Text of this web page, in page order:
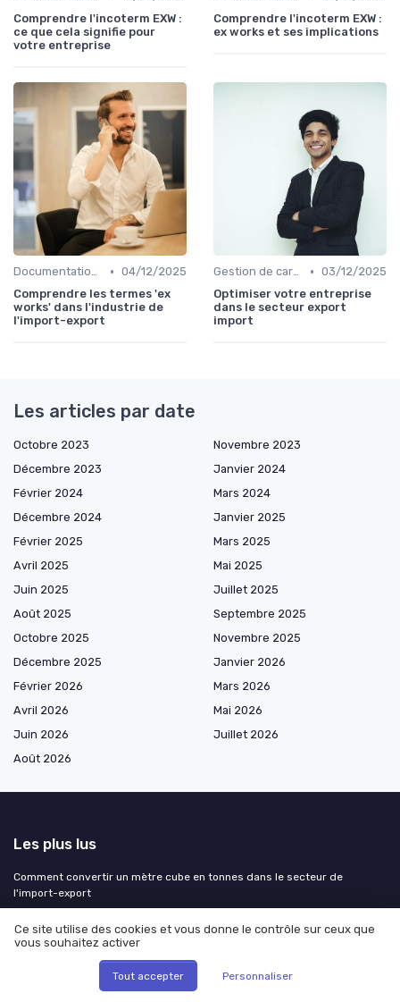
Comprendre l'incoterm EXW :
ce que cela signifie pour
votre entreprise
Comprendre l'incoterm EXW :
ex works et ses implications
Documentation & Conformité • 04/12/2025
Comprendre les termes 'ex
works' dans l'industrie de
l'import-export
Gestion de carrière • 03/12/2025
Optimiser votre entreprise
dans le secteur export
import
Les articles par date
Octobre 2023
Novembre 2023
Décembre 2023
Janvier 2024
Février 2024
Mars 2024
Décembre 2024
Janvier 2025
Février 2025
Mars 2025
Avril 2025
Mai 2025
Juin 2025
Juillet 2025
Août 2025
Septembre 2025
Octobre 2025
Novembre 2025
Décembre 2025
Janvier 2026
Février 2026
Mars 2026
Avril 2026
Mai 2026
Juin 2026
Juillet 2026
Août 2026
Les plus lus
Comment convertir un mètre cube en tonnes dans le secteur de
l'import-export
Comprendre le certificat EUR.1 pour les douanes
Comprendre la livraison de tabac depuis le Luxembourg
Comprendre le rôle du DAE dans les procédures douanières
Ce site utilise des cookies et vous donne le contrôle sur ceux que
vous souhaitez activer
Tout accepter Personnaliser